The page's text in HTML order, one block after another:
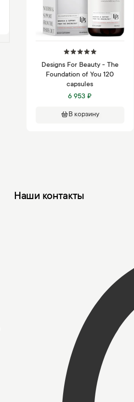
Designs For Beauty - The
Foundation of You 120
capsules
6 953 ₽
В корзину
Наши контакты